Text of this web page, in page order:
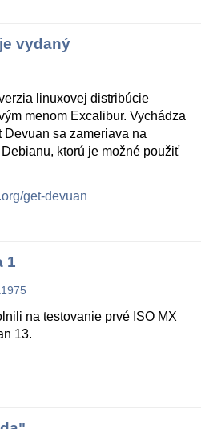
vydaný
linuxovej distribúcie
menom Excalibur. Vychádza
sa zameriava na
ktorú je možné použiť
get-devuan
1
na testovanie prvé ISO MX
13.